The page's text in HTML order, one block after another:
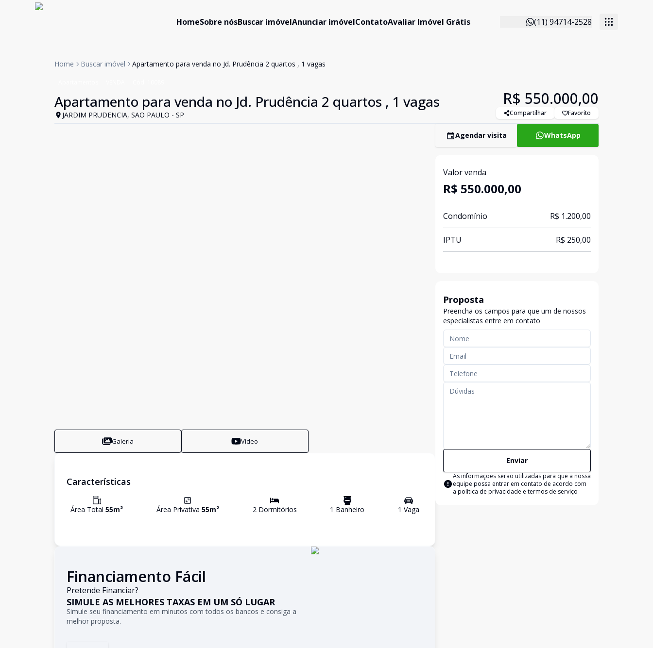
HomeSobre nósBuscar imóvelAnunciar imóvelContatoAvaliar Imóvel Grátis (11) 94714-2528
Home Buscar imóvel Apartamento para venda no Jd. Prudência 2 quartos , 1 vagas
Apartamento para venda no Jd. Prudência 2 quartos , 1 vagas
JARDIM PRUDENCIA, SAO PAULO - SP
R$ 550.000,00
Compartilhar Favorito
Galeria Vídeo
Características
Área Total 55m² Área Privativa 55m² 2Dormitórios 1 Banheiro 1 Vaga
Financiamento Fácil
Pretende Financiar?
SIMULE AS MELHORES TAXAS EM UM SÓ LUGAR
Simule seu financiamento em minutos com todos os bancos e consiga a
melhor proposta.
Agendar visita WhatsApp
Valor venda
R$ 550.000,00
Condomínio R$ 1.200,00
IPTU R$ 250,00
Proposta
Preencha os campos para que um de nossos
especialistas entre em contato
Enviar
As informações serão utilizadas para que a nossa
equipe possa entrar em contato de acordo com
a política de privacidade e termos de serviço